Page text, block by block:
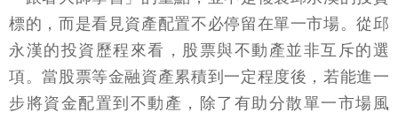
標的，而是看見資產配置不必停留在單一市場。從邱
永漢的投資歷程來看，股票與不動產並非互斥的選
項。當股票等金融資產累積到一定程度後，若能進一
步將資金配置到不動產，除了有助分散單一市場風